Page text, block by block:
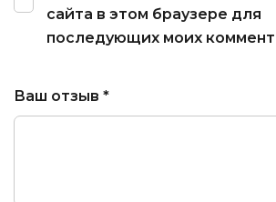
сайта в этом браузере для
последующих моих
Ваш отзыв *